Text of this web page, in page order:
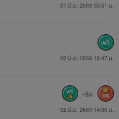
01 มิ.ย. 2569 03:51 น.
02 มิ.ย. 2569 13:47 น.
02 มิ.ย. 2569 14:36 น.
หรือ 300